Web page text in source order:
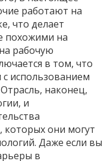
работают на
что делает
похожими на
рабочую
в том, что
с использованием
наконец,
и
они могут
Даже если вы
в